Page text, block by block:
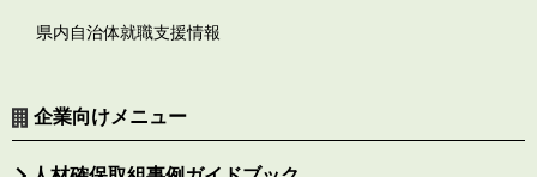
県内自治体就職支援情報
企業向けメニュー